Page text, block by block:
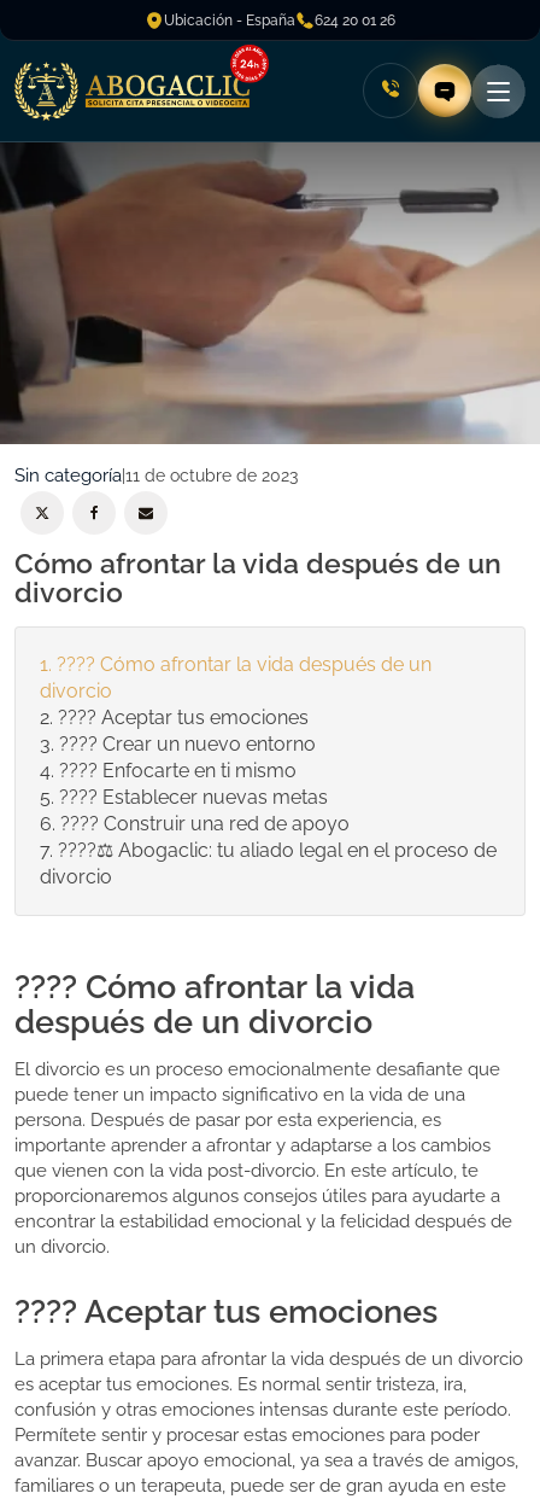
Ubicación - España 624 20 01 26
Sin categoría11 de octubre de 2023
Cómo afrontar la vida después de un
divorcio
???? Cómo afrontar la vida después de un
divorcio
???? Aceptar tus emociones
???? Crear un nuevo entorno
???? Enfocarte en ti mismo
???? Establecer nuevas metas
???? Construir una red de apoyo
????‍⚖️ Abogaclic: tu aliado legal en el proceso de
divorcio
???? Cómo afrontar la vida
después de un divorcio
El divorcio es un proceso emocionalmente desafiante que
puede tener un impacto significativo en la vida de una
persona. Después de pasar por esta experiencia, es
importante aprender a afrontar y adaptarse a los cambios
que vienen con la vida post-divorcio. En este artículo, te
proporcionaremos algunos consejos útiles para ayudarte a
encontrar la estabilidad emocional y la felicidad después de
un divorcio.
???? Aceptar tus emociones
La primera etapa para afrontar la vida después de un divorcio
es aceptar tus emociones. Es normal sentir tristeza, ira,
confusión y otras emociones intensas durante este período.
Permítete sentir y procesar estas emociones para poder
avanzar. Buscar apoyo emocional, ya sea a través de amigos,
familiares o un terapeuta, puede ser de gran ayuda en este